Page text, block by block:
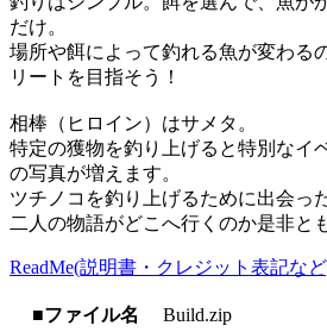
だけ。
場所や餌によって釣れる魚が変わる
リートを目指そう！
相棒（ヒロイン）はサメタ。
特定の獲物を釣り上げると特別なイ
の写真が増えます。
ツチノコを釣り上げるために出会っ
二人の物語がどこへ行くのか是非と
ReadMe(説明書・クレジット表記な
■ファイル名
Build.zip